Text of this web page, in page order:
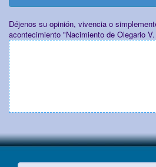
Déjenos su opinión, vivencia o
acontecimiento "Nacimiento de Olegario